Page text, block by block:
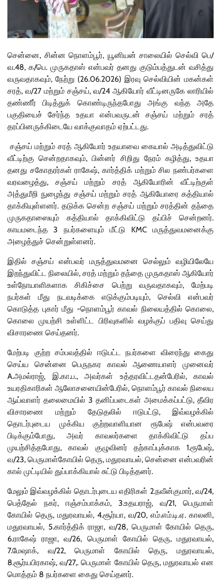
சென்னை, சின்ன நொளம்பூர், யூனியன் சாலையில் செல்வி பெ/
வ.48, க/பெ. முருகதாஸ் என்பவர் தனது குடும்பத்துடன் வசித்து
வருவதாகவும், நேற்று (26.06.2026) இரவு செல்வியின் மகன்கள்
சரத், வ/27 மற்றும் சஞ்சய், வ/24 ஆகியோர் வீட்டினருகே லாரியில்
தண்ணீர் பிடித்துக் கொண்டிருந்தபோது அங்கு வந்த அதே
பகுதியைச் சேர்ந்த உதயா என்பவருடன் சஞ்சய் மற்றும் சரத்
தரப்பினருக்கிடையே வாக்குவாதம் ஏற்பட்டது.
சஞ்சய் மற்றும் சரத் ஆகியோர் உதயாவை கையால் அடித்துவிட்டு
வீட்டிற்கு சென்றதாகவும், பின்னர் சிறிது நேரம் கழித்து, உதயா
தனது சகோதரர்கள் ராகேஷ், கார்த்திக் மற்றும் சில நண்பர்களை
வரவழைத்து, சஞ்சய் மற்றும் சரத் ஆகியோரின் வீட்டிற்குள்
அத்துமீறி நுழைந்து சஞ்சய் மற்றும் சரத் ஆகியோரை கத்தியால்
தாக்கியுள்ளனர். தடுக்க சென்ற சஞ்சய் மற்றும் சரத்தின் தந்தை
முருகதாஸையும் கத்தியால் தாக்கிவிட்டு தப்பிச் சென்றனர்.
காயமடைந்த 3 நபர்களையும் மீட்டு KMC மருத்துவமனைக்கு
அழைத்துச் சென்றுள்ளனர்.
இதில் சஞ்சய் என்பவர் மருத்துவமனை செல்லும் வழியிலேயே
இறந்துவிட்ட நிலையில், சரத் மற்றும் தந்தை முருகதாஸ் ஆகியோர்
உள்நோயாளிகளாக சிகிச்சை பெற்று வருவதாகவும், மேற்படி
நபர்கள் மீது நடவடிக்கை எடுக்கும்படியும், செல்வி என்பவர்
கொடுத்த புகார் மீது -நொளம்பூர் காவல் நிலையத்தில் கொலை,
கொலை முயற்சி உள்ளிட்ட பிரிவுகளில் வழக்குப் பதிவு செய்து
விசாரணை செய்தனர்.
மேற்படி குற்ற சம்பவத்தில் ஈடுபட்ட நபர்களை விரைந்து கைது
செய்ய சென்னை பெருநகர காவல் ஆணையாளர் முனைவர்
A.அமல்ராஜ், இ.கா.ப., அவர்கள் உத்தரவிட்டதன்பேரில், காவல்
உயரதிகாரிகள் ஆலோசனையின்பேரில், நொளம்பூர் காவல் நிலைய
ஆய்வாளர் தலைமையில் 3 தனிப்படைகள் அமைக்கப்பட்டு, தீவிர
விசாரணை மற்றும் தேடுதலில் ஈடுபட்டு, இவ்வழக்கில்
தொடர்புடைய முக்கிய குற்றவாளியான ரூபேஷ் என்பவரை
பிடிக்கும்போது, அவர் காவலர்களை தாக்கிவிட்டு தப்ப
முயற்சித்தபோது, காவல் குழுவினர் தற்காப்புக்காக 1.ரூபேஷ்,
வ/23, பெருமாள்கோயில் தெரு, மதுரவாயல், சென்னை என்பவரின்
கால் முட்டியில் துப்பாக்கியால் சுட்டு பிடித்தனர்.
மேலும் இவ்வழக்கில் தொடர்புடைய எதிரிகள் 2.நவீன்குமார், வ/24,
பெத்தேல் நகர், ஈஞ்சம்பாக்கம், 3.உதயராஜ், வ/21, பெருமாள்
கோயில் தெரு, மதுரவாயல், 4.சூர்யா, வ/20, எம்.எம்.டி.ஏ. காலனி,
மதுரவாயல், 5.கார்த்திக் ராஜா, வ/28, பெருமாள் கோயில் தெரு,
6.ராகேஷ் ராஜா, வ/26, பெருமாள் கோயில் தெரு, மதுரவாயல்,
7.மேஷாக், வ/22, பெருமாள் கோயில் தெரு, மதுரவாயல்,
8.சூர்யபிரகாஷ், வ/27,. பெருமாள் கோயில் தெரு, மதுரவாயல் என
மொத்தம் 8 நபர்களை கைது செய்தனர்.